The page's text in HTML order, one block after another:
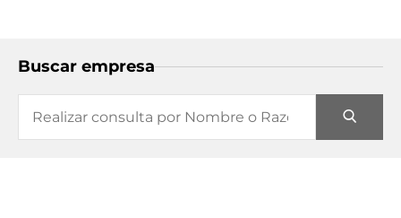
Buscar empresa